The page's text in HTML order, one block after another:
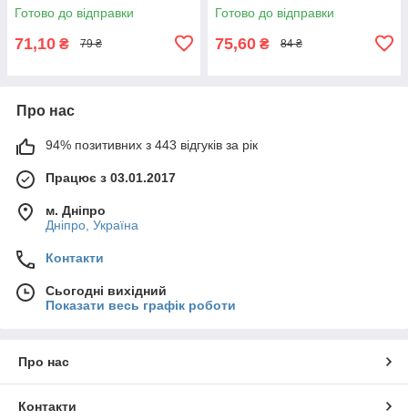
Готово до відправки
71,10 ₴ 79 ₴
Готово до відправки
75,60 ₴ 84 ₴
Про нас
94% позитивних з 443 відгуків за рік
Працює з 03.01.2017
м. Дніпро
Дніпро, Україна
Контакти
Сьогодні вихідний
Показати весь графік роботи
Про нас
Контакти